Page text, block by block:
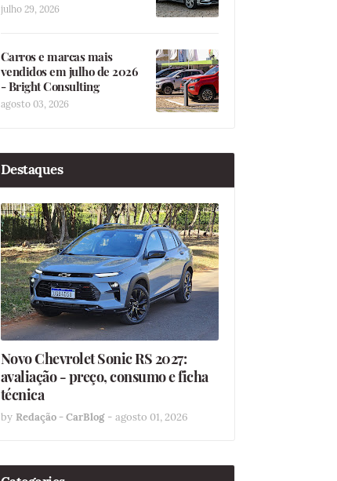
julho 29, 2026
Carros e marcas mais
vendidos em julho de 2026
- Bright Consulting
agosto 03, 2026
Destaques
Novo Chevrolet Sonic RS 2027:
avaliação - preço, consumo e ficha
técnica
by Redação - CarBlog - agosto 01, 2026